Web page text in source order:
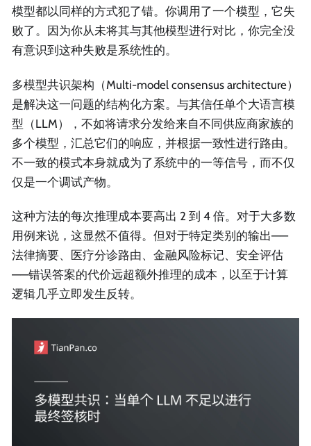
模型都以同样的方式犯了错。你调用了一个模型，它失
败了。因为你从未将其与其他模型进行对比，你完全没
有意识到这种失败是系统性的。
多模型共识架构（Multi-model consensus architecture）
是解决这一问题的结构化方案。与其信任单个大语言模
型（LLM），不如将请求分发给来自不同供应商家族的
多个模型，汇总它们的响应，并根据一致性进行路由。
不一致的模式本身就成为了系统中的一等信号，而不仅
仅是一个调试产物。
这种方法的每次推理成本要高出 2 到 4 倍。对于大多数
用例来说，这显然不值得。但对于特定类别的输出——
法律摘要、医疗分诊路由、金融风险标记、安全评估
——错误答案的代价远超额外推理的成本，以至于计算
逻辑几乎立即发生反转。